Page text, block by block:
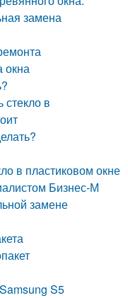
замена
окна
стекло в
в пластиковом окне
Бизнес-М
замене
S5